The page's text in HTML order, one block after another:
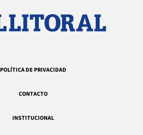
POLÍTICA DE PRIVACIDAD
CONTACTO
INSTITUCIONAL